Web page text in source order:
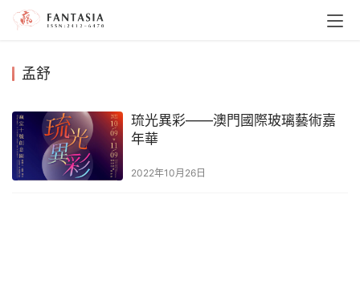
孟舒
琉光異彩——澳門國際玻璃藝術嘉
年華
2022年10月26日